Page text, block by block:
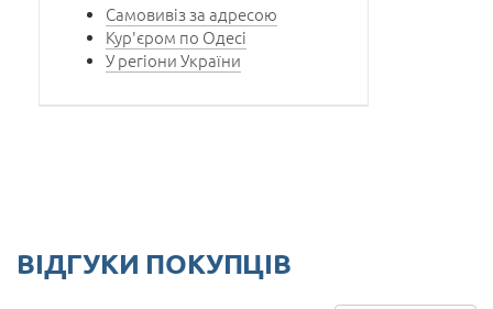
Самовивіз за адресою
Кур'єром по Одесі
У регіони України
ВІДГУКИ ПОКУПЦІВ